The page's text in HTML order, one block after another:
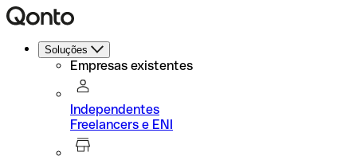
Soluções
Empresas existentes
Independentes
Freelancers e ENI